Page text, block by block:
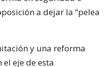
a dejar la “pelea
y una reforma
eje de esta